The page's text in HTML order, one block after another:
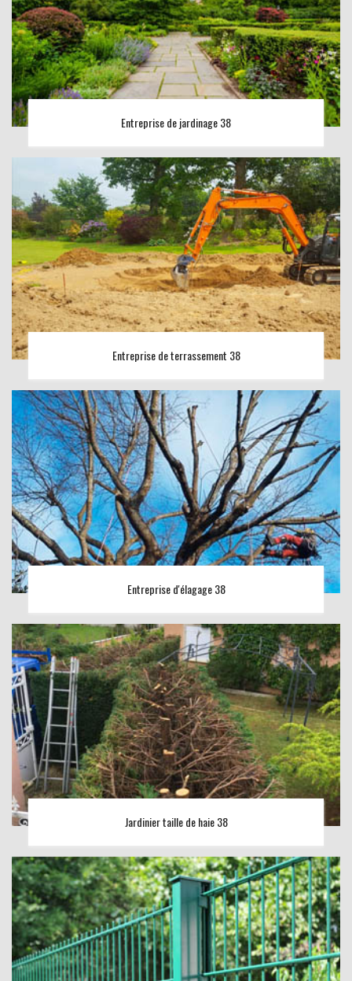
Entreprise de jardinage 38
Entreprise de terrassement 38
Entreprise d'élagage 38
Jardinier taille de haie 38